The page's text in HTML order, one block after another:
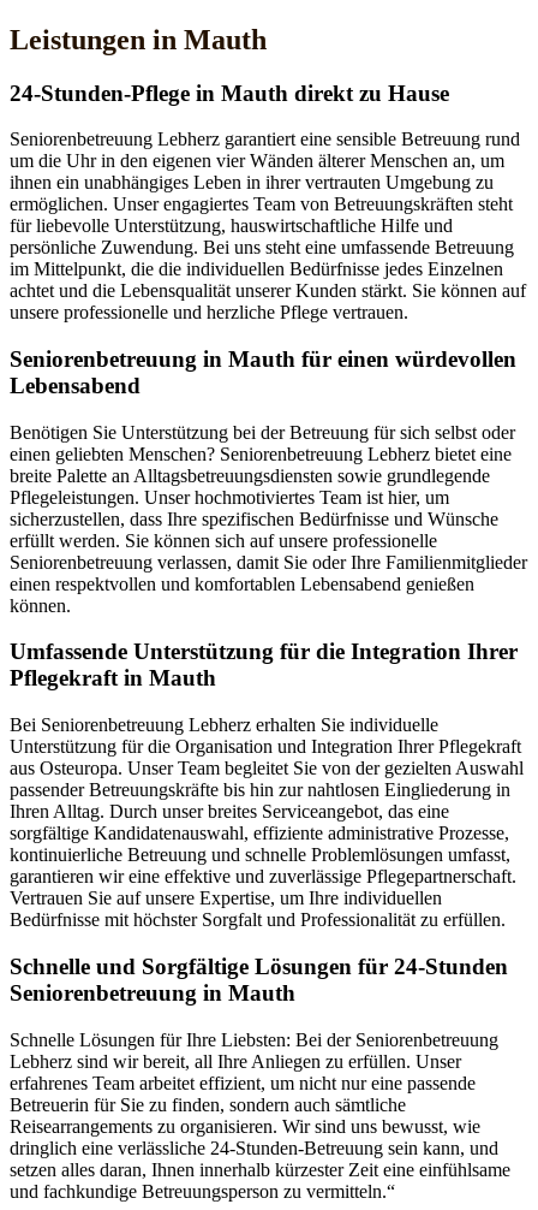
Leistungen in Mauth
24-Stunden-Pflege in Mauth direkt zu Hause
Seniorenbetreuung Lebherz garantiert eine sensible Betreuung rund
um die Uhr in den eigenen vier Wänden älterer Menschen an, um
ihnen ein unabhängiges Leben in ihrer vertrauten Umgebung zu
ermöglichen. Unser engagiertes Team von Betreuungskräften steht
für liebevolle Unterstützung, hauswirtschaftliche Hilfe und
persönliche Zuwendung. Bei uns steht eine umfassende Betreuung
im Mittelpunkt, die die individuellen Bedürfnisse jedes Einzelnen
achtet und die Lebensqualität unserer Kunden stärkt. Sie können auf
unsere professionelle und herzliche Pflege vertrauen.
Senioren­betreuung in Mauth für einen würdevollen
Lebensabend
Benötigen Sie Unterstützung bei der Betreuung für sich selbst oder
einen geliebten Menschen? Seniorenbetreuung Lebherz bietet eine
breite Palette an Alltagsbetreuungsdiensten sowie grundlegende
Pflegeleistungen. Unser hochmotiviertes Team ist hier, um
sicherzustellen, dass Ihre spezifischen Bedürfnisse und Wünsche
erfüllt werden. Sie können sich auf unsere professionelle
Seniorenbetreuung verlassen, damit Sie oder Ihre Familienmitglieder
einen respektvollen und komfortablen Lebensabend genießen
können.
Umfassende Unterstützung für die Integration Ihrer
Pflegekraft in Mauth
Bei Seniorenbetreuung Lebherz erhalten Sie individuelle
Unterstützung für die Organisation und Integration Ihrer Pflegekraft
aus Osteuropa. Unser Team begleitet Sie von der gezielten Auswahl
passender Betreuungskräfte bis hin zur nahtlosen Eingliederung in
Ihren Alltag. Durch unser breites Serviceangebot, das eine
sorgfältige Kandidatenauswahl, effiziente administrative Prozesse,
kontinuierliche Betreuung und schnelle Problemlösungen umfasst,
garantieren wir eine effektive und zuverlässige Pflegepartnerschaft.
Vertrauen Sie auf unsere Expertise, um Ihre individuellen
Bedürfnisse mit höchster Sorgfalt und Professionalität zu erfüllen.
Schnelle und Sorgfältige Lösungen für 24-Stunden
Seniorenbetreuung in Mauth
Schnelle Lösungen für Ihre Liebsten: Bei der Seniorenbetreuung
Lebherz sind wir bereit, all Ihre Anliegen zu erfüllen. Unser
erfahrenes Team arbeitet effizient, um nicht nur eine passende
Betreuerin für Sie zu finden, sondern auch sämtliche
Reisearrangements zu organisieren. Wir sind uns bewusst, wie
dringlich eine verlässliche 24-Stunden-Betreuung sein kann, und
setzen alles daran, Ihnen innerhalb kürzester Zeit eine einfühlsame
und fachkundige Betreuungsperson zu vermitteln.“